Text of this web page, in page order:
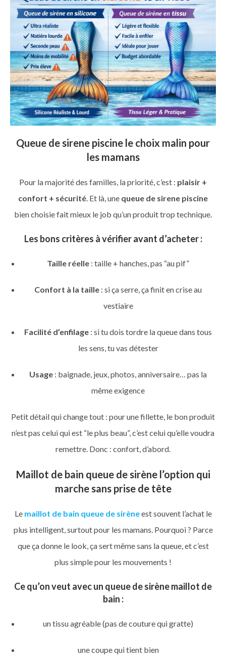
Queue de sirene piscine le choix malin pour
les mamans
Pour la majorité des familles, la priorité, c’est : plaisir +
confort + sécurité. Et là, une queue de sirene piscine
bien choisie fait mieux le job qu’un produit trop technique.
Les bons critères à vérifier avant d’acheter :
Taille réelle : taille + hanches, pas “au pif”
Confort à la taille : si ça serre, ça finit en crise au
vestiaire
Facilité d’enfilage : si tu dois tordre la queue dans tous
les sens, tu vas détester
Usage : baignade, jeux, photos, anniversaire… pas la
même exigence
Petit détail qui change tout : pour une fillette, le bon produit
n’est pas celui qui est “le plus beau”, c’est celui qu’elle voudra
remettre. Donc : confort, d’abord.
Maillot de bain queue de sirène l’option qui
marche sans prise de tête
Le maillot de bain queue de sirèneest souvent l’achat le
plus intelligent, surtout pour les mamans. Pourquoi ? Parce
que ça donne le look, ça sert même sans la queue, et c’est
plus simple pour les mouvements !
Ce qu’on veut avec un queue de sirène maillot de
bain :
un tissu agréable (pas de couture qui gratte)
une coupe qui tient bien